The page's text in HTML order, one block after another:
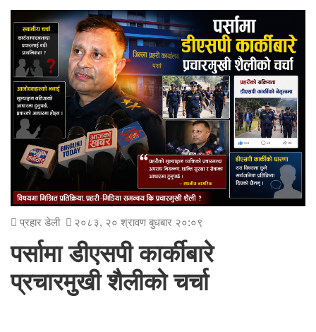
प्रहार डेली २०८३, २० श्रावण बुधबार २०:०९
पर्सामा डीएसपी कार्कीबारे
प्रचारमुखी शैलीको चर्चा